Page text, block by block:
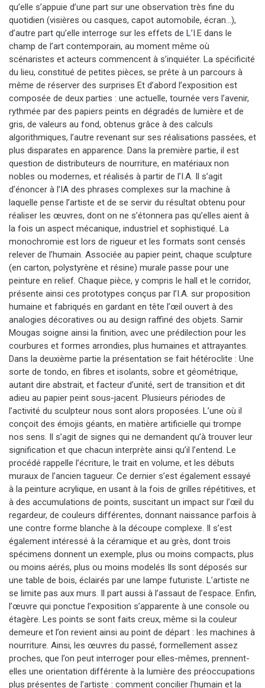
qu’elle s’appuie d’une part sur une observation très fine du
quotidien (visières ou casques, capot automobile, écran…),
d’autre part qu’elle interroge sur les effets de L’I.E dans le
champ de l’art contemporain, au moment même où
scénaristes et acteurs commencent à s’inquiéter. La spécificité
du lieu, constitué de petites pièces, se prête à un parcours à
même de réserver des surprises Et d’abord l’exposition est
composée de deux parties : une actuelle, tournée vers l’avenir,
rythmée par des papiers peints en dégradés de lumière et de
gris, de valeurs au fond, obtenus grâce à des calculs
algorithmiques, l’autre revenant sur ses réalisations passées, et
plus disparates en apparence. Dans la première partie, il est
question de distributeurs de nourriture, en matériaux non
nobles ou modernes, et réalisés à partir de l’I.A. Il s’agit
d’énoncer à l’IA des phrases complexes sur la machine à
laquelle pense l’artiste et de se servir du résultat obtenu pour
réaliser les œuvres, dont on ne s’étonnera pas qu’elles aient à
la fois un aspect mécanique, industriel et sophistiqué. La
monochromie est lors de rigueur et les formats sont censés
relever de l’humain. Associée au papier peint, chaque sculpture
(en carton, polystyrène et résine) murale passe pour une
peinture en relief. Chaque pièce, y compris le hall et le corridor,
présente ainsi ces prototypes conçus par l’I.A. sur proposition
humaine et fabriqués en gardant en tête l’œil ouvert à des
analogies décoratives ou au design raffiné des objets. Samir
Mougas soigne ainsi la finition, avec une prédilection pour les
courbures et formes arrondies, plus humaines et attrayantes.
Dans la deuxième partie la présentation se fait hétéroclite : Une
sorte de tondo, en fibres et isolants, sobre et géométrique,
autant dire abstrait, et facteur d’unité, sert de transition et dit
adieu au papier peint sous-jacent. Plusieurs périodes de
l’activité du sculpteur nous sont alors proposées. L’une où il
conçoit des émojis géants, en matière artificielle qui trompe
nos sens. Il s’agit de signes qui ne demandent qu’à trouver leur
signification et que chacun interprète ainsi qu’il l’entend. Le
procédé rappelle l’écriture, le trait en volume, et les débuts
muraux de l’ancien tagueur. Ce dernier s’est également essayé
à la peinture acrylique, en usant à la fois de grilles répétitives, et
à des accumulations de points, suscitant un impact sur l’œil du
regardeur, de couleurs différentes, donnant naissance parfois à
une contre forme blanche à la découpe complexe. Il s’est
également intéressé à la céramique et au grès, dont trois
spécimens donnent un exemple, plus ou moins compacts, plus
ou moins aérés, plus ou moins modelés Ils sont déposés sur
une table de bois, éclairés par une lampe futuriste. L’artiste ne
se limite pas aux murs. Il part aussi à l’assaut de l’espace. Enfin,
l’œuvre qui ponctue l’exposition s’apparente à une console ou
étagère. Les points se sont faits creux, même si la couleur
demeure et l’on revient ainsi au point de départ : les machines à
nourriture. Ainsi, les œuvres du passé, formellement assez
proches, que l’on peut interroger pour elles-mêmes, prennent-
elles une orientation différente à la lumière des préoccupations
plus présentes de l’artiste : comment concilier l’humain et la